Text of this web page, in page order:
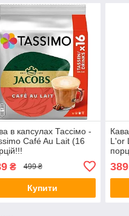
в капсулах Тассімо -
Café Au Lait (16
₴ 499 ₴
Купити
L'or
389